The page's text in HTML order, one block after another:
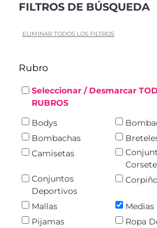
FILTROS DE BÚSQUEDA
ELIMINAR TODOS LOS FILTROS
Rubro
Seleccionar / Desmarcar
RUBROS
Bodys
Bombachas
Camisetas
Conjuntos
Deportivos
Mallas
Medias
Pijamas
Ropa